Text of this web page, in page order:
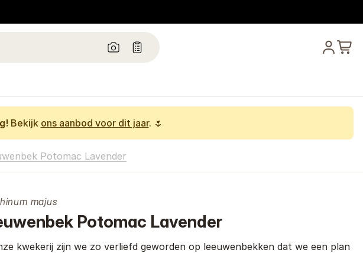
Bekijk ons aanbod voor dit jaar. 🌷
Potomac Lavender
majus
Potomac Lavender
kwekerij zijn we zo verliefd geworden op leeuwenbekken dat we een plan